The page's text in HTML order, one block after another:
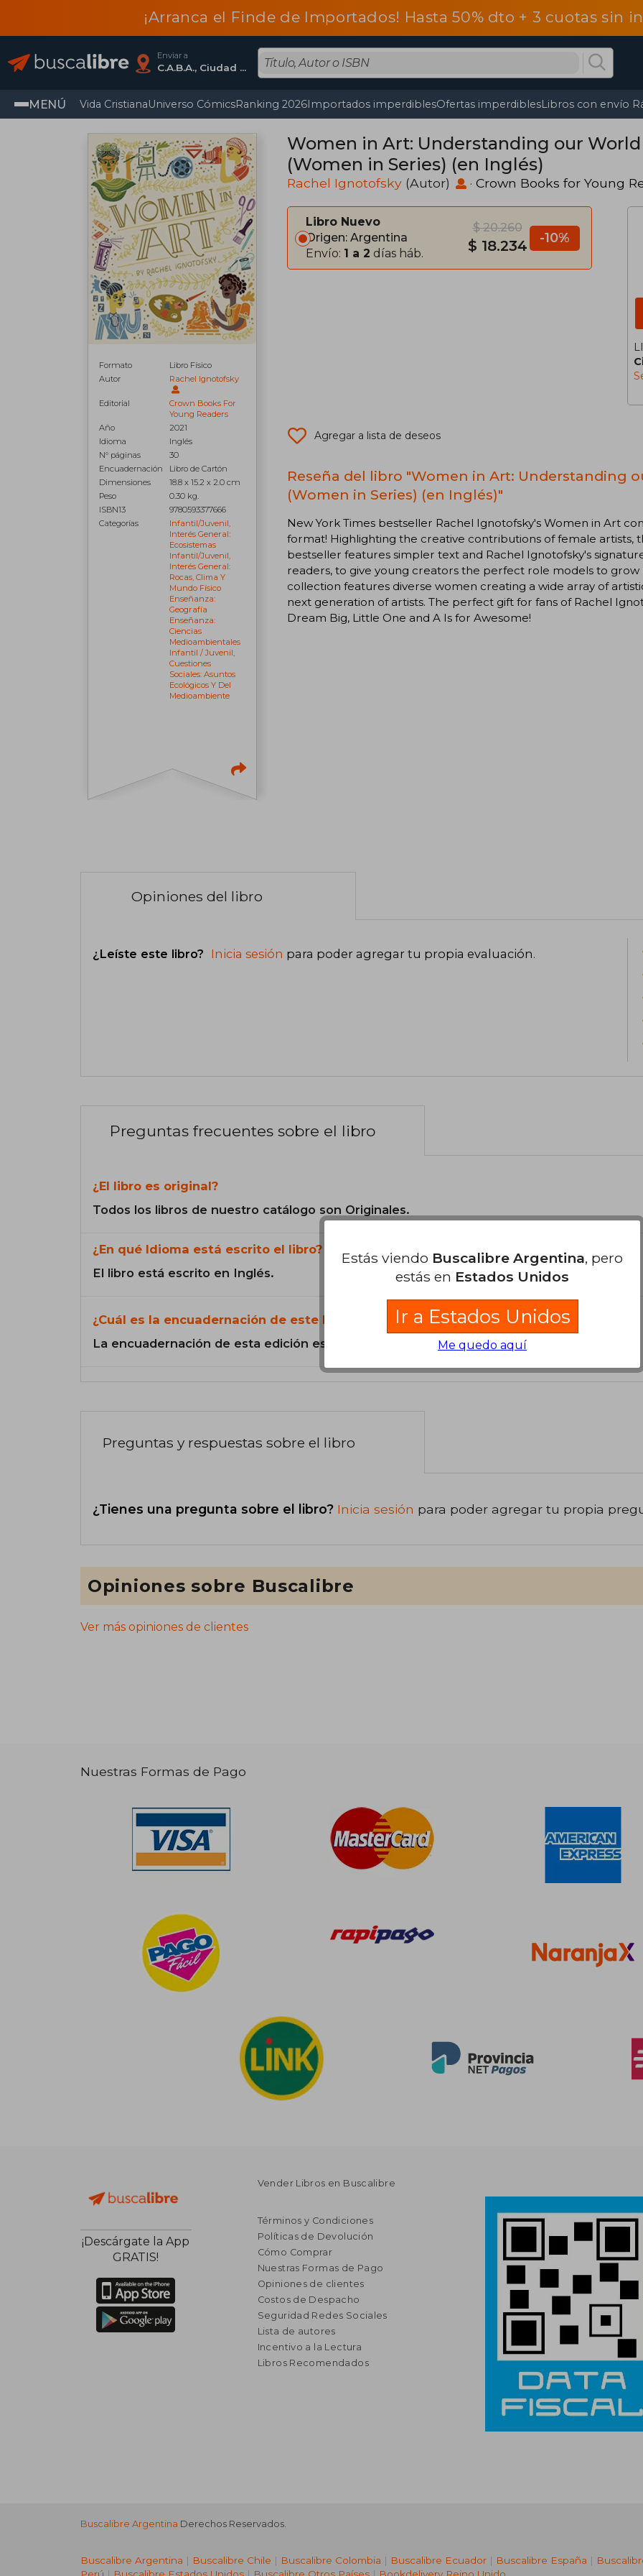
¡Arranca el Finde de Importados! Hasta 50% dto + 3 cuotas sin
Enviar a
C.A.B.A., Ciudad Autónoma De Buenos Aires
MENÚ Vida CristianaUniverso CómicsRanking 2026Importados imperdiblesOfertas imperdiblesLibros con envío
Formato
Libro Físico
Autor
Rachel Ignotofsky
Editorial
Crown Books For
Young Readers
Año
2021
Idioma
Inglés
N° páginas
30
Encuadernación
Libro de Cartón
Dimensiones
18.8 x 15.2 x 2.0 cm
Peso
0.30 kg.
ISBN13
9780593377666
Categorías
Infantil/juvenil,
Interés General:
Ecosistemas
Infantil/juvenil,
Interés General:
Rocas, Clima Y
Mundo Físico
Enseñanza:
Geografía
Enseñanza:
Ciencias
Medioambientales
Infantil / Juvenil,
Cuestiones
Sociales: Asuntos
Ecológicos Y Del
Medioambiente
Women in Art: Understanding our
(Women in Series) (en Inglés)
Rachel Ignotofsky (Autor) · Crown Books for Young
Libro Nuevo
Origen: Argentina
Envío: 1 a 2 días háb.
$ 20.260
$ 18.234 -10%
Agregar a lista de deseos
Reseña del libro "Women in Art: Understanding
(Women in Series) (en Inglés)"
New York Times bestseller Rachel Ignotofsky's Women in Art
format! Highlighting the creative contributions of female artists,
bestseller features simpler text and Rachel Ignotofsky's
readers, to give young creators the perfect role models to grow
collection features diverse women creating a wide array of
next generation of artists. The perfect gift for fans of Rachel
Dream Big, Little One and A Is for Awesome!
Opiniones del libro
¿Leíste este libro? Inicia sesión para poder agregar tu propia evaluación.
Preguntas frecuentes sobre el libro
¿El libro es original?
Todos los libros de nuestro catálogo son Originales.
¿En qué Idioma está escrito el libro?
El libro está escrito en Inglés.
¿Cuál es la encuadernación de este libro?
La encuadernación de esta edición es Libro de Cartón.
Preguntas y respuestas sobre el libro
¿Tienes una pregunta sobre el libro? Inicia sesión para poder agregar tu propia
Opiniones sobre Buscalibre
Ver más opiniones de clientes
Nuestras Formas de Pago
¡Descárgate la App
GRATIS!
Vender Libros en Buscalibre
Términos y Condiciones
Políticas de Devolución
Cómo Comprar
Nuestras Formas de Pago
Opiniones de clientes
Costos de Despacho
Seguridad Redes Sociales
Lista de autores
Incentivo a la Lectura
Libros Recomendados
Buscalibre Argentina Derechos Reservados.
Buscalibre Argentina | Buscalibre Chile | Buscalibre Colombia | Buscalibre Ecuador | Buscalibre España |
Estás viendo Buscalibre Argentina, pero
estás en Estados Unidos
Ir a Estados Unidos
Me quedo aquí